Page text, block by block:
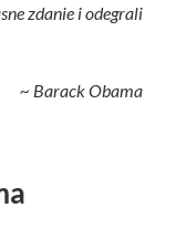
zdanie i odegrali
~ Barack Obama